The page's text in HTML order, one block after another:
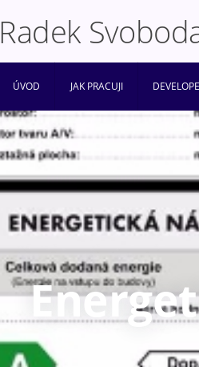
Radek
ÚVOD JAK PRACUJI